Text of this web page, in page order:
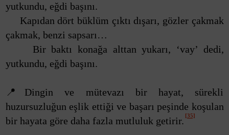
yutkundu, eğdi başını.
Kapıdan dört büklüm çıktı dışarı, gözler çakmak
çakmak, benzi sapsarı…
Bir baktı konağa alttan yukarı, ‘vay’ dedi,
yutkundu, eğdi başını.
📍Dingin ve mütevazı bir hayat, sürekli
huzursuzluğun eşlik ettiği ve başarı peşinde koşulan
bir hayata göre daha fazla mutluluk getirir. [35]